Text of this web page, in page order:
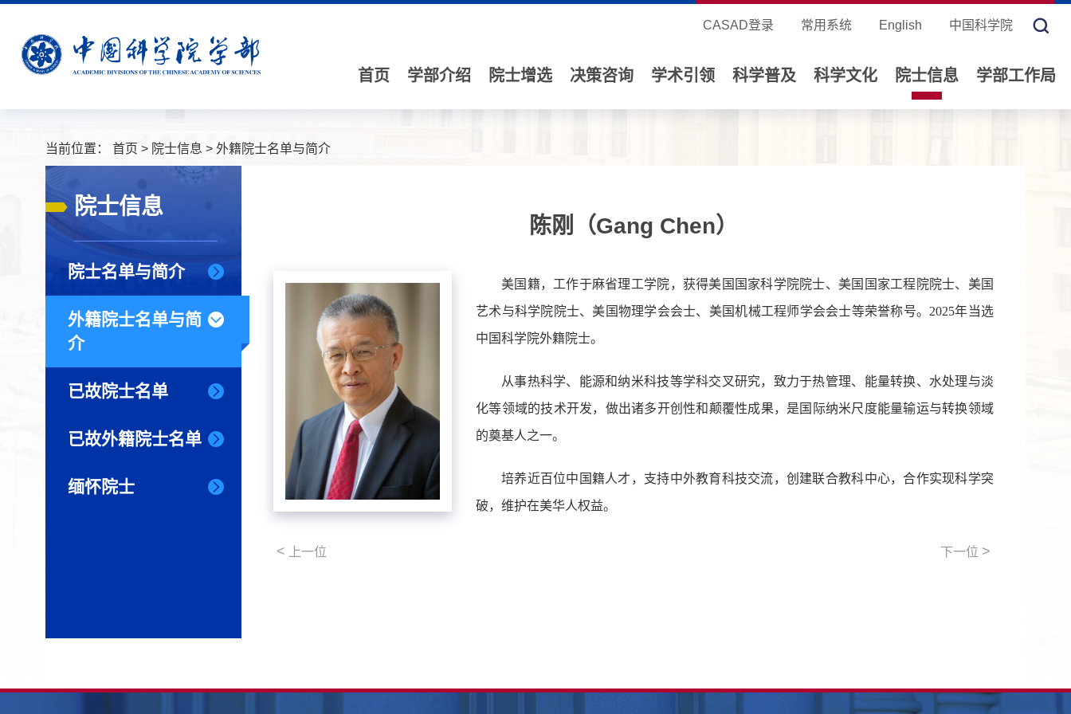
CASAD登录 常用系统 English 中国科学院
首页 学部介绍 院士增选 决策咨询 学术引领 科学普及 科学文化 院士信息 学部工作局
当前位置： 首页 > 院士信息 > 外籍院士名单与简介
院士信息
院士名单与简介
外籍院士名单与简
介
已故院士名单
已故外籍院士名单
缅怀院士
陈刚（Gang Chen）
美国籍，工作于麻省理工学院，获得美国国家科学院院士、美国国家工程院院士、美国
艺术与科学院院士、美国物理学会会士、美国机械工程师学会会士等荣誉称号。2025年当选
中国科学院外籍院士。
从事热科学、能源和纳米科技等学科交叉研究，致力于热管理、能量转换、水处理与淡
化等领域的技术开发，做出诸多开创性和颠覆性成果，是国际纳米尺度能量输运与转换领域
的奠基人之一。
培养近百位中国籍人才，支持中外教育科技交流，创建联合教科中心，合作实现科学突
破，维护在美华人权益。
< 上一位 下一位 >